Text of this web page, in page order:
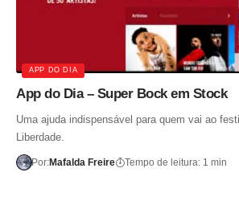
APP DO DIA
App do Dia – Super Bock em Stock
Uma ajuda indispensável para quem vai ao
Liberdade.
Por:Mafalda Freire Tempo de leitura: 1 min